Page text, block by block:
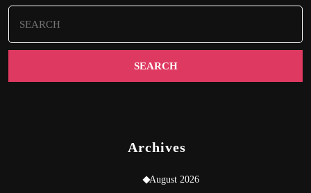
for:
Archives
August 2026